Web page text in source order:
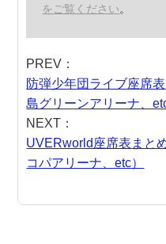
をご覧ください。
PREV：
防弾少年団ライブ座席
島グリーンアリーナ、etc
NEXT：
UVERworld座席表まと
コパアリーナ、etc）